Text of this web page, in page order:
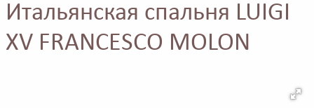
Итальянская спальня LUIGI
XV FRANCESCO MOLON